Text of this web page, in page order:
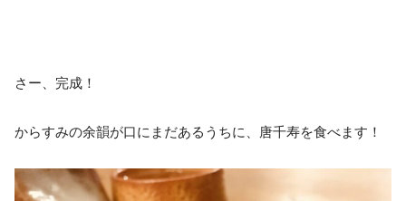
さー、完成！
からすみの余韻が口にまだあるうちに、唐千寿を食べます！